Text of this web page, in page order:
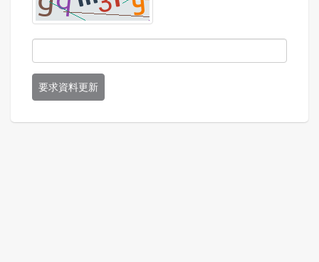
要求資料更新